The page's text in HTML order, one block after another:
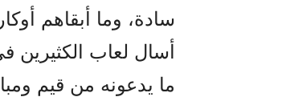
سادة، وما أبقاهم
أسال لعاب
ما يدعونه من قيم